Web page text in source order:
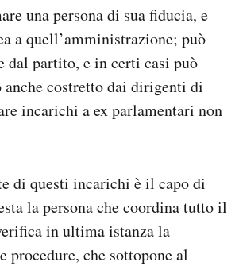
una persona di sua fiducia, e
a quell’amministrazione; può
dal partito, e in certi casi può
anche costretto dai dirigenti di
incarichi a ex parlamentari non
di questi incarichi è il capo di
la persona che coordina tutto il
in ultima istanza la
procedure, che sottopone al